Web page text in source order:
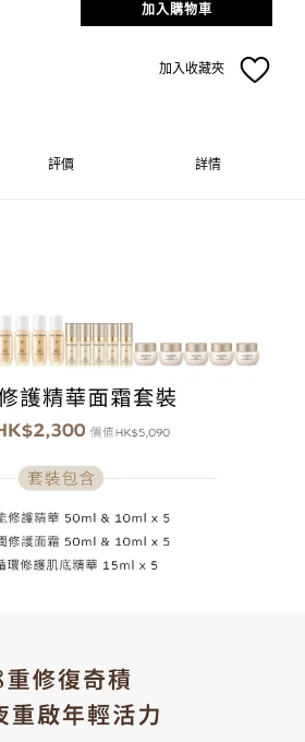
加入購物車
加入收藏夾
評價 詳情